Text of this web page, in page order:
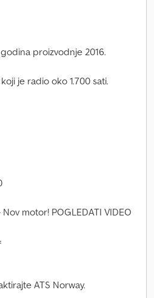
proizvodnje 2016.
je radio oko 1.700 sati.
motor! POGLEDATI VIDEO
ATS Norway.